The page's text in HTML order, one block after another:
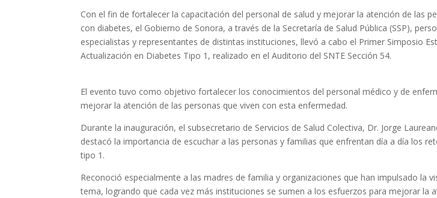
Con el fin de fortalecer la capacitación del personal de salud y mejorar la atención de las
con diabetes, el Gobierno de Sonora, a través de la Secretaría de Salud Pública (SSP),
especialistas y representantes de distintas instituciones, llevó a cabo el Primer Simposio
Actualización en Diabetes Tipo 1, realizado en el Auditorio del SNTE Sección 54.
El evento tuvo como objetivo fortalecer los conocimientos del personal médico y de
mejorar la atención de las personas que viven con esta enfermedad.
Durante la inauguración, el subsecretario de Servicios de Salud Colectiva, Dr. Jorge
destacó la importancia de escuchar a las personas y familias que enfrentan día a día los
tipo 1.
Reconoció especialmente a las madres de familia y organizaciones que han impulsado la
tema, logrando que cada vez más instituciones se sumen a los esfuerzos para mejorar la